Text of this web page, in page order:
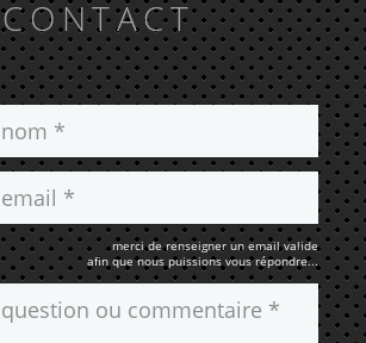
CONTACT
merci de renseigner un email valide
afin que nous puissions vous répondre...